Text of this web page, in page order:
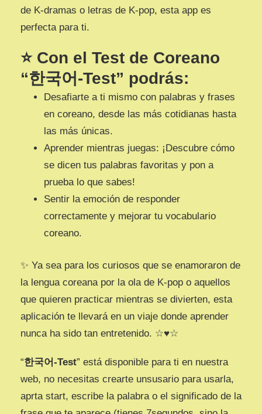
de K-dramas o letras de K-pop, esta app es
perfecta para ti.
⭐ Con el Test de Coreano
“한국어-Test” podrás:
Desafiarte a ti mismo con palabras y frases
en coreano, desde las más cotidianas hasta
las más únicas.
Aprender mientras juegas: ¡Descubre cómo
se dicen tus palabras favoritas y pon a
prueba lo que sabes!
Sentir la emoción de responder
correctamente y mejorar tu vocabulario
coreano.
✨ Ya sea para los curiosos que se enamoraron de
la lengua coreana por la ola de K-pop o aquellos
que quieren practicar mientras se divierten, esta
aplicación te llevará en un viaje donde aprender
nunca ha sido tan entretenido. ☆♥☆
“한국어-Test” está disponible para ti en nuestra
web, no necesitas crearte unsusario para usarla,
aprta start, escribe la palabra o el significado de la